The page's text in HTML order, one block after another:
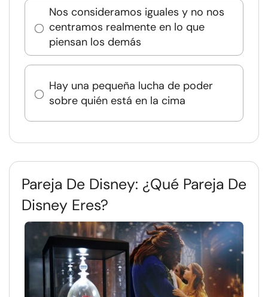
Nos consideramos iguales y no nos
centramos realmente en lo que
piensan los demás
Hay una pequeña lucha de poder
sobre quién está en la cima
Pareja De Disney: ¿Qué Pareja De
Disney Eres?